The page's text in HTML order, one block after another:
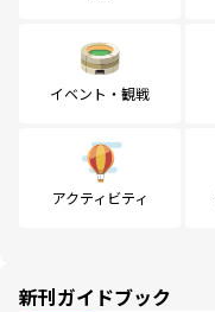
イベント・観戦
アクティビティ
新刊ガイドブック